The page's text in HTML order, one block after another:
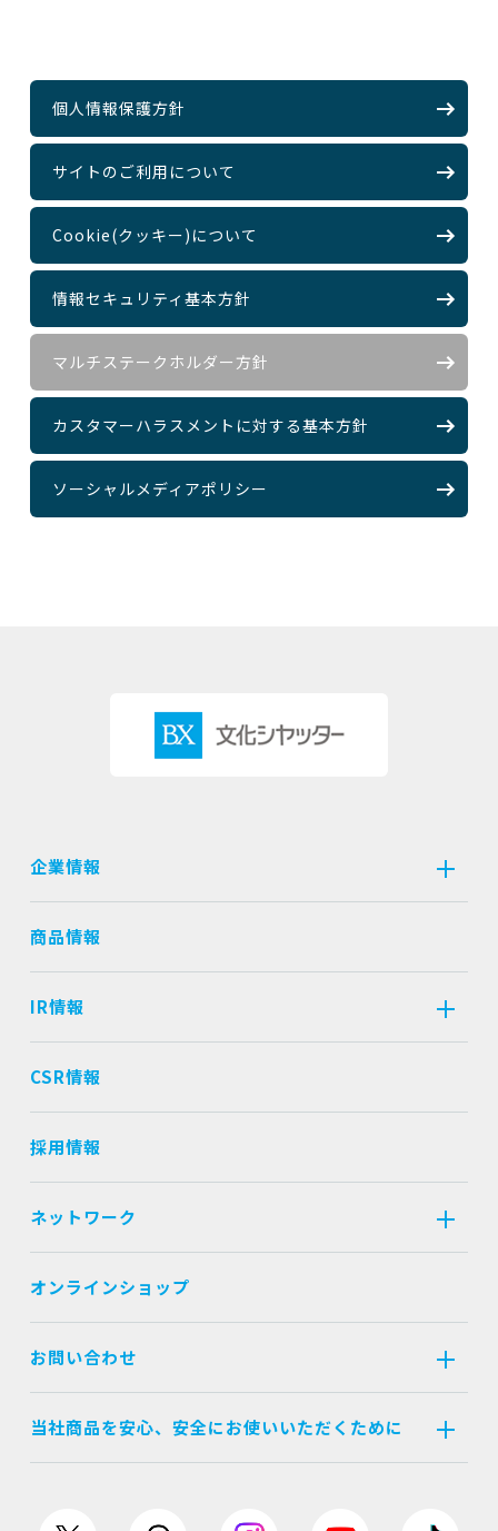
個人情報保護方針
サイトのご利用について
Cookie(クッキー)について
情報セキュリティ基本方針
マルチステークホルダー方針
カスタマーハラスメントに対する基本方針
ソーシャルメディアポリシー
企業情報
商品情報
IR情報
CSR情報
採用情報
ネットワーク
オンラインショップ
お問い合わせ
当社商品を安心、安全にお使いいただくために